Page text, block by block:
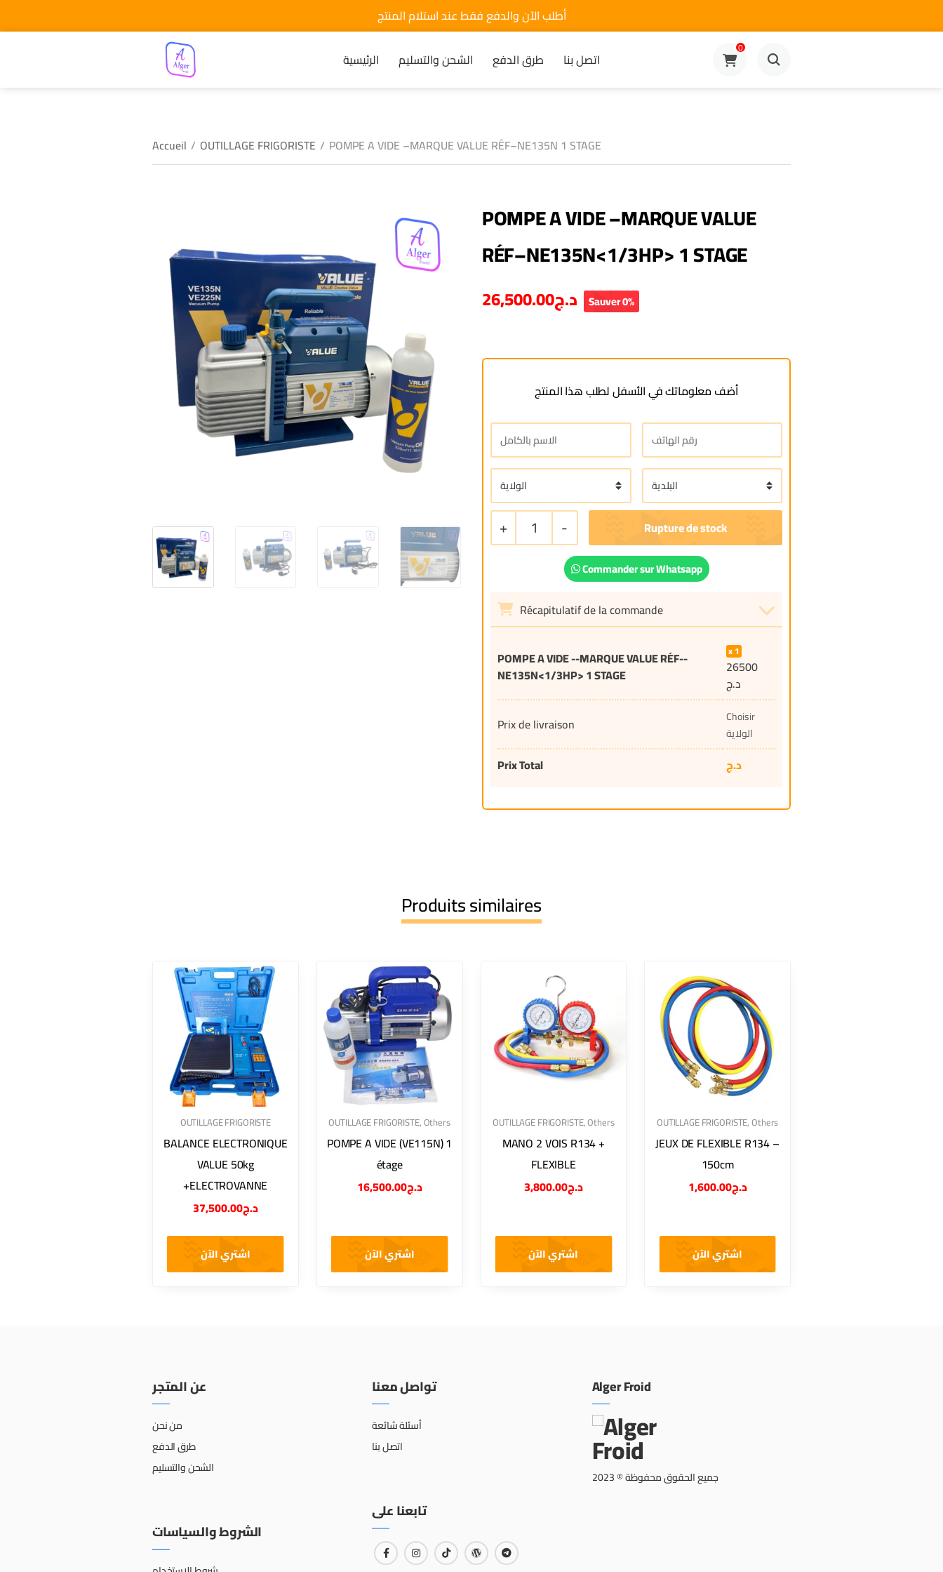
أطلب الآن والدفع فقط عند استلام المنتج
الرئيسية الشحن والتسليم طرق الدفع اتصل بنا
0
Accueil / OUTILLAGE FRIGORISTE / POMPE A VIDE –MARQUE VALUE RÉF–NE135N 1 STAGE
POMPE A VIDE –MARQUE VALUE
RÉF–NE135N<1/3HP> 1 STAGE
د.ج26,500.00 Sauver 0%
أضف معلوماتك في الأسفل لطلب هذا المنتج
+ 1 -
Commander sur Whatsapp
Récapitulatif de la commande
POMPE A VIDE --MARQUE VALUE RÉF--
NE135N<1/3HP> 1 STAGE
1
26500
د.ج
Prix de livraison
Choisir
الولاية
Prix Total د.ج
Produits similaires
OUTILLAGE FRIGORISTE
BALANCE ELECTRONIQUE
VALUE 50kg
+ELECTROVANNE
د.ج37,500.00
اشتري الآن
OUTILLAGE FRIGORISTE,Others
POMPE A VIDE (VE115N) 1
étage
د.ج16,500.00
اشتري الآن
OUTILLAGE FRIGORISTE,Others
MANO 2 VOIS R134 +
FLEXIBLE
د.ج3,800.00
اشتري الآن
OUTILLAGE FRIGORISTE,Others
JEUX DE FLEXIBLE R134 –
150cm
د.ج1,600.00
اشتري الآن
عن المتجر
من نحن
طرق الدفع
الشحن والتسليم
الشروط والسياسات
تواصل معنا
أسئلة شائعة
اتصل بنا
تابعنا على
Alger Froid
جميع الحقوق محفوظة © 2023